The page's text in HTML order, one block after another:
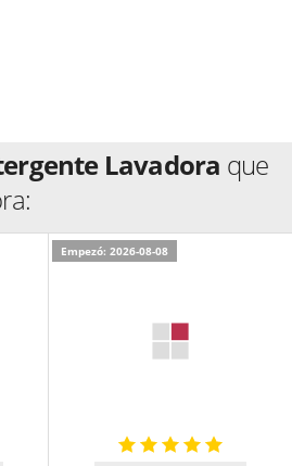
Lavadora que
Empezó: 2026-08-08